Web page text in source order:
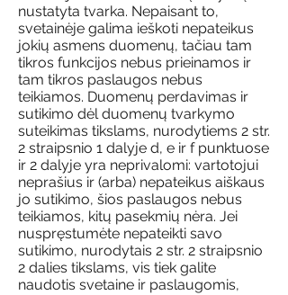
nustatyta tvarka. Nepaisant to,
svetainėje galima ieškoti nepateikus
jokių asmens duomenų, tačiau tam
tikros funkcijos nebus prieinamos ir
tam tikros paslaugos nebus
teikiamos. Duomenų perdavimas ir
sutikimo dėl duomenų tvarkymo
suteikimas tikslams, nurodytiems 2 str.
2 straipsnio 1 dalyje d, e ir f punktuose
ir 2 dalyje yra neprivalomi: vartotojui
neprašius ir (arba) nepateikus aiškaus
jo sutikimo, šios paslaugos nebus
teikiamos, kitų pasekmių nėra. Jei
nuspręstumėte nepateikti savo
sutikimo, nurodytais 2 str. 2 straipsnio
2 dalies tikslams, vis tiek galite
naudotis svetaine ir paslaugomis,